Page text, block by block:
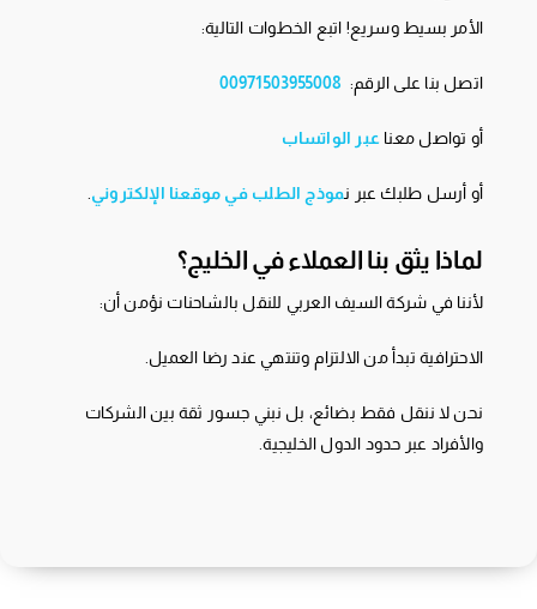
الأمر بسيط وسريع! اتبع الخطوات التالية:
اتصل بنا على الرقم: 00971503955008
أو تواصل معنا عبر الواتساب
أو أرسل طلبك عبر نموذج الطلب في موقعنا الإلكتروني
لماذا يثق بنا العملاء في الخليج؟
لأننا في شركة السيف العربي للنقل بالشاحنات نؤمن أن:
الاحترافية تبدأ من الالتزام وتنتهي عند رضا العميل.
نحن لا ننقل فقط بضائع، بل نبني جسور ثقة بين الشركات
والأفراد عبر حدود الدول الخليجية.